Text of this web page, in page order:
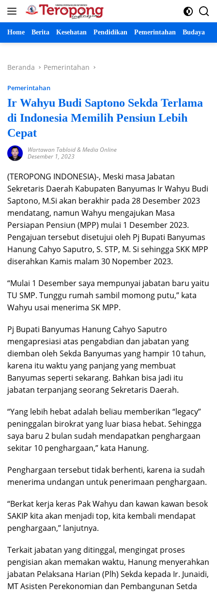
Langsung
Home Berita Kesehatan Pendidikan Pemerintahan Budaya
Beranda Pemerintahan
Pemerintahan
Ir Wahyu Budi Saptono Sekda Terlama
di Indonesia Memilih Pensiun Lebih
Cepat
Wartawan Tabloid & Media Online
Desember 1, 2023
(TEROPONG INDONESIA)-, Meski masa Jabatan
Sekretaris Daerah Kabupaten Banyumas Ir Wahyu Budi
Saptono, M.Si akan berakhir pada 28 Desember 2023
mendatang, namun Wahyu mengajukan Masa
Persiapan Pensiun (MPP) mulai 1 Desember 2023.
Pengajuan tersebut disetujui oleh Pj Bupati Banyumas
Hanung Cahyo Saputro, S. STP, M. Si sehingga SKK MPP
diserahkan Kamis malam 30 Nopember 2023.
“Mulai 1 Desember saya mempunyai jabatan baru yaitu
TU SMP. Tunggu rumah sambil momong putu,” kata
Wahyu usai menerima SK MPP.
Pj Bupati Banyumas Hanung Cahyo Saputro
mengapresiasi atas pengabdian dan jabatan yang
diemban oleh Sekda Banyumas yang hampir 10 tahun,
karena itu waktu yang panjang yang membuat
Banyumas seperti sekarang. Bahkan bisa jadi itu
jabatan terpanjang seorang Sekretaris Daerah.
“Yang lebih hebat adalah beliau memberikan “legacy”
peninggalan birokrat yang luar biasa hebat. Sehingga
saya baru 2 bulan sudah mendapatkan penghargaan
sekitar 10 penghargaan,” kata Hanung.
Penghargaan tersebut tidak berhenti, karena ia sudah
menerima undangan untuk penerimaan penghargaan.
“Berkat kerja keras Pak Wahyu dan kawan kawan besok
SAKIP kita akan menjadi top, kita kembali mendapat
penghargaan,” lanjutnya.
Terkait jabatan yang ditinggal, mengingat proses
pengisian akan memakan waktu, Hanung menyerahkan
jabatan Pelaksana Harian (Plh) Sekda kepada Ir. Junaidi,
MT Asisten Perekonomian dan Pembangunan Setda